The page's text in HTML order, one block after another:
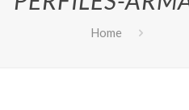
Home